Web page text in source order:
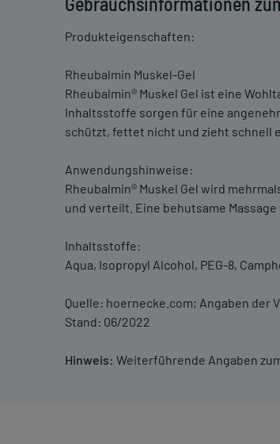
Produkteigenschaften:
Rheubalmin Muskel-Gel
Rheubalmin® Muskel Gel ist eine
Inhaltsstoffe sorgen für eine
schützt, fettet nicht und zieht schnell
Anwendungshinweise:
Rheubalmin® Muskel Gel wird
und verteilt. Eine behutsame
Inhaltsstoffe:
Aqua, Isopropyl Alcohol, PEG-8,
Quelle: hoernecke.com; Angaben der
Stand: 06/2022
Hinweis: Weiterführende Angaben